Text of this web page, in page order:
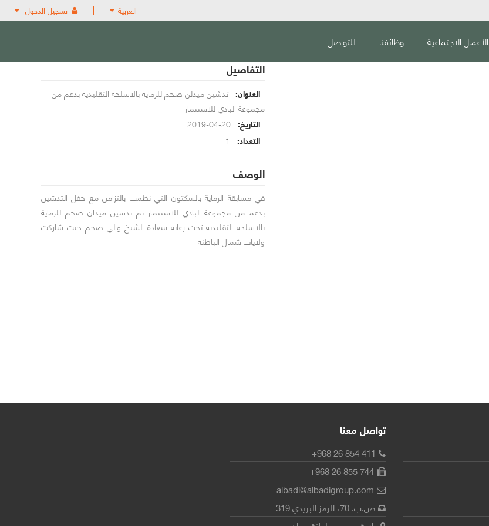
تسجيل الدخول العربية
الأعمال الاجتماعية وظائفنا للتواصل
التفاصيل
العنوان: تدشين ميدلن صحم للرماية بالاسلحة التقليدية بدعم من
مجموعة البادي للاستثمار
التاريخ: 20-04-2019
التعداد: 1
الوصف
في مسابقة الرماية بالسكتون التي نظمت بالتزامن مع حفل التدشين
بدعم من مجموعة البادي للاستثمار تم تدشين ميدان صحم للرماية
بالاسلحة التقليدية تحت رعاية سعادة الشيخ والي صحم حيث شاركت
ولايات شمال الباطنة
تواصل معنا
+968 26 854 411
+968 26 855 744
albadi@albadigroup.com
ص.ب. 70، الرمز البريدي 319